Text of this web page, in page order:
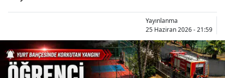
Yayınlanma
25 Haziran 2026 - 21:59